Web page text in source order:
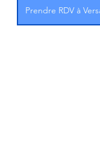
Prendre RDV à